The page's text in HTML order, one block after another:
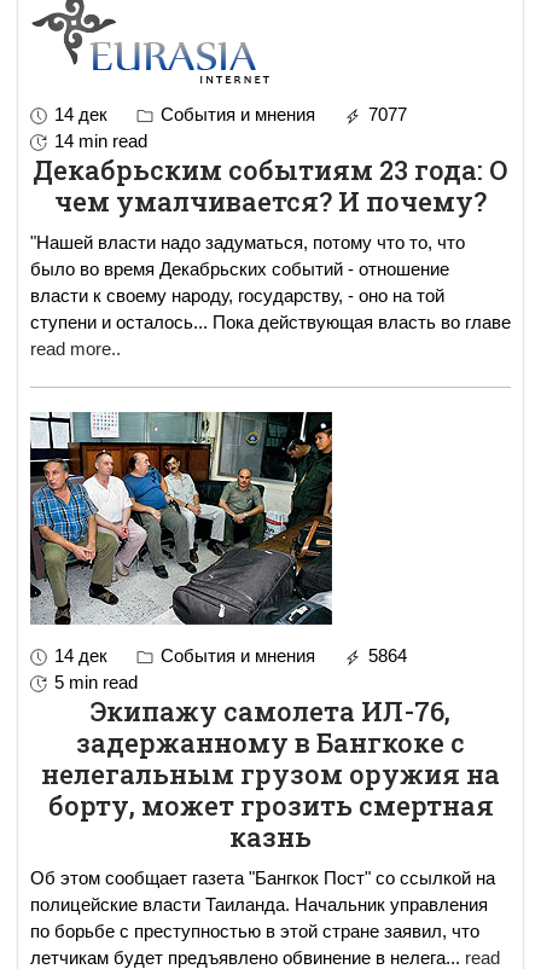
14 дек События и мнения
7077
14 min read
Декабрьским событиям 23 года: О
чем умалчивается? И почему?
"Нашей власти надо задуматься, потому что то, что
было во время Декабрьских событий - отношение
власти к своему народу, государству, - оно на той
ступени и осталось... Пока действующая власть во главе
read more..
14 дек События и мнения
5864
5 min read
Экипажу самолета ИЛ-76,
задержанному в Бангкоке с
нелегальным грузом оружия на
борту, может грозить смертная
казнь
Об этом сообщает газета "Бангкок Пост" со ссылкой на
полицейские власти Таиланда. Начальник управления
по борьбе с преступностью в этой стране заявил, что
летчикам будет предъявлено обвинение в нелега... read